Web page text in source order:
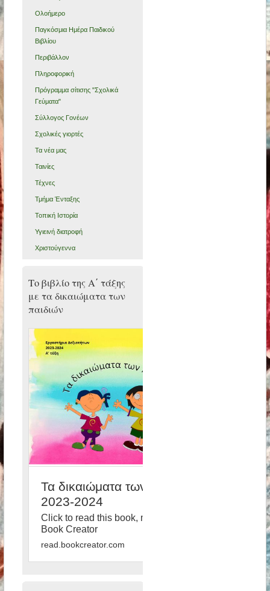
Ολοήμερο
Παγκόσμια Ημέρα Παιδικού
Βιβλίου
Περιβάλλον
Πληροφορική
Πρόγραμμα σίτισης "Σχολικά
Γεύματα"
Σύλλογος Γονέων
Σχολικές γιορτές
Τα νέα μας
Ταινίες
Τέχνες
Τμήμα Ένταξης
Τοπική Ιστορία
Υγιεινή διατροφή
Χριστούγεννα
Το βιβλίο της Α΄ τάξης
με τα δικαιώματα των
παιδιών
Τα δικαιώματα των παιδιών
2023-2024
Click to read this book, made with
Book Creator
read.bookcreator.com